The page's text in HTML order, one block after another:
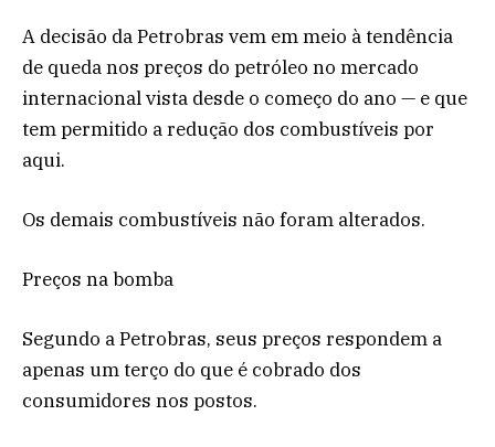
A decisão da Petrobras vem em meio à tendência
de queda nos preços do petróleo no mercado
internacional vista desde o começo do ano — e que
tem permitido a redução dos combustíveis por
aqui.
Os demais combustíveis não foram alterados.
Preços na bomba
Segundo a Petrobras, seus preços respondem a
apenas um terço do que é cobrado dos
consumidores nos postos.